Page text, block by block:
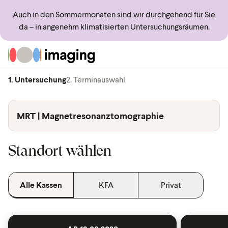
Auch in den Sommermonaten sind wir durchgehend für Sie
da – in angenehm klimatisierten Untersuchungsräumen.
Zur Startseite
1. Untersuchung2. Terminauswahl
MRT | Magnetresonanztomographie
Standort wählen
Alle Kassen KFA Privat